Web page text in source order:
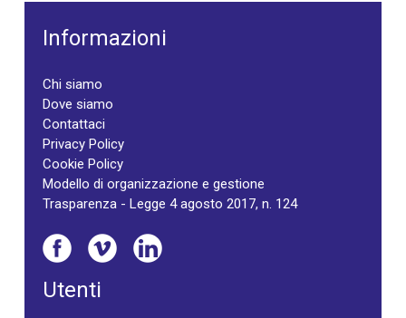
Informazioni
Chi siamo
Dove siamo
Contattaci
Privacy Policy
Cookie Policy
Modello di organizzazione e gestione
Trasparenza - Legge 4 agosto 2017, n. 124
Utenti